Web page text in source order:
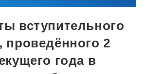
вступительного
проведённого 2
года в